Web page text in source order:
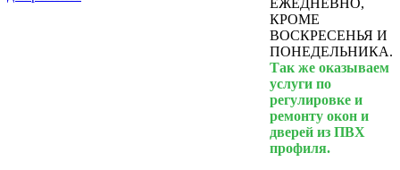
ЕЖЕДНЕВНО,
КРОМЕ
ВОСКРЕСЕНЬЯ И
ПОНЕДЕЛЬНИКА.
Так же оказываем
услуги по
регулировке и
ремонту окон и
дверей из ПВХ
профиля.